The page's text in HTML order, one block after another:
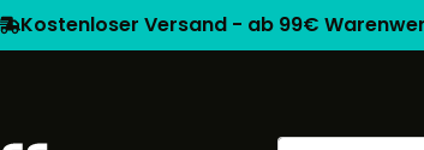
Kostenloser Versand - ab 99€